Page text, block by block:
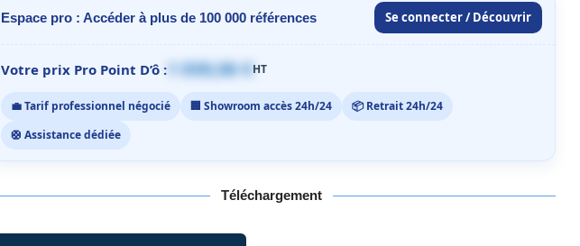
Espace pro : Accéder à plus de 100 000 références Se connecter / Découvrir
Votre prix Pro Point D’ô : 1 059,00 €HT
💼 Tarif professionnel négocié 🏢 Showroom accès 24h/24
📦 Retrait 24h/24
🛟 Assistance dédiée
Téléchargement